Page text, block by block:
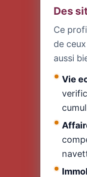
Des
Ce
de
aussi
Vie